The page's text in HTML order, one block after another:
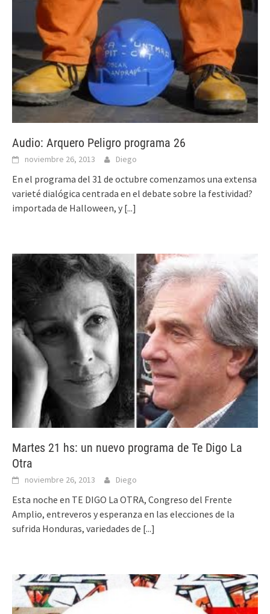
Audio: Arquero Peligro programa 26
noviembre 26, 2013 Diego
En el programa del 31 de octubre comenzamos una extensa
varieté dialógica centrada en el debate sobre la festividad?
importada de Halloween, y [...]
Martes 21 hs: un nuevo programa de Te Digo La
Otra
noviembre 26, 2013 Diego
Esta noche en TE DIGO La OTRA, Congreso del Frente
Amplio, entreveros y esperanza en las elecciones de la
sufrida Honduras, variedades de [...]